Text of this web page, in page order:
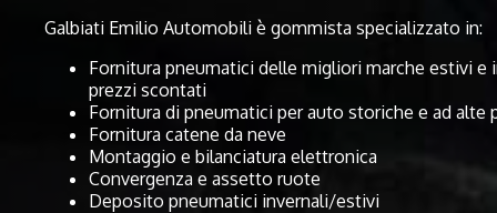
Galbiati Emilio Automobili è gommista specializzato in:
Fornitura pneumatici delle migliori marche estivi e
prezzi scontati
Fornitura di pneumatici per auto storiche e ad alte
Fornitura catene da neve
Montaggio e bilanciatura elettronica
Convergenza e assetto ruote
Deposito pneumatici invernali/estivi